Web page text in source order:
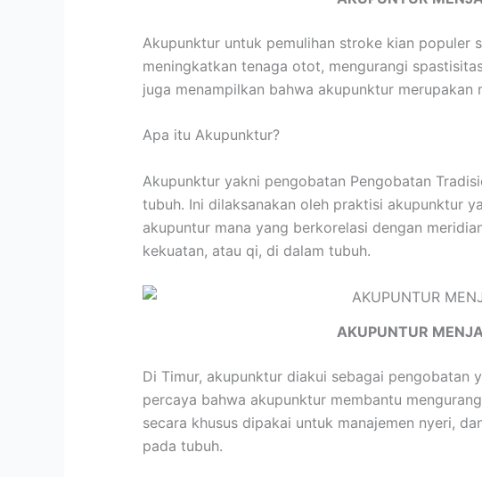
Akupunktur untuk pemulihan stroke kian populer
meningkatkan tenaga otot, mengurangi
juga menampilkan bahwa akupunktur
Apa itu Akupunktur?
Akupunktur yakni pengobatan Pengobatan
tubuh. Ini dilaksanakan oleh praktisi akupunktur
akupuntur mana yang berkorelasi dengan
kekuatan, atau qi, di dalam tubuh.
AKUPUNTUR
Di Timur, akupunktur diakui sebagai pengobatan
percaya bahwa akupunktur membantu
secara khusus dipakai untuk manajemen nyeri,
pada tubuh.